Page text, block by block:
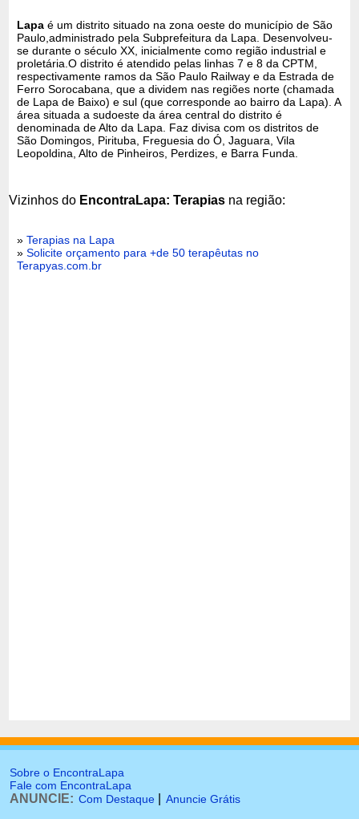
Lapa é um distrito situado na zona oeste do município de São
Paulo,administrado pela Subprefeitura da Lapa. Desenvolveu-
se durante o século XX, inicialmente como região industrial e
proletária.O distrito é atendido pelas linhas 7 e 8 da CPTM,
respectivamente ramos da São Paulo Railway e da Estrada de
Ferro Sorocabana, que a dividem nas regiões norte (chamada
de Lapa de Baixo) e sul (que corresponde ao bairro da Lapa). A
área situada a sudoeste da área central do distrito é
denominada de Alto da Lapa. Faz divisa com os distritos de
São Domingos, Pirituba, Freguesia do Ó, Jaguara, Vila
Leopoldina, Alto de Pinheiros, Perdizes, e Barra Funda.
Vizinhos do EncontraLapa: Terapias na região:
»Terapias na Lapa
»Solicite orçamento para +de 50 terapêutas no
Terapyas.com.br
Sobre o EncontraLapa
Fale com EncontraLapa
ANUNCIE: Com Destaque Anuncie Grátis